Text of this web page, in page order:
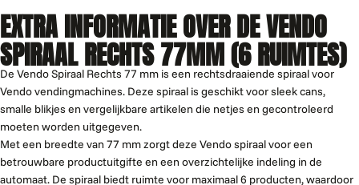
EXTRA INFORMATIE OVER DE VENDO
SPIRAAL RECHTS 77MM (6 RUIMTES)
De Vendo Spiraal Rechts 77 mm is een rechtsdraaiende spiraal voor
Vendo vendingmachines. Deze spiraal is geschikt voor sleek cans,
smalle blikjes en vergelijkbare artikelen die netjes en gecontroleerd
moeten worden uitgegeven.
Met een breedte van 77 mm zorgt deze Vendo spiraal voor een
betrouwbare productuitgifte en een overzichtelijke indeling in de
automaat. De spiraal biedt ruimte voor maximaal 6 producten, waardoor